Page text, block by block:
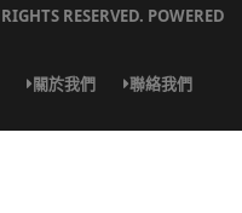
RESERVED. POWERED
關於我們 聯絡我們